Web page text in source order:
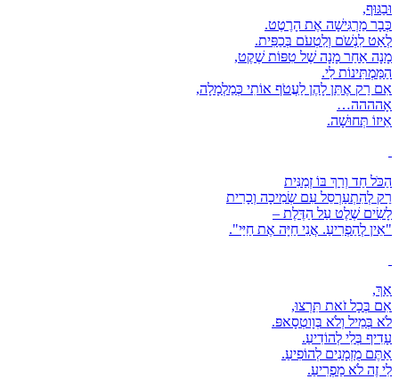
וּבַגּוּף,
כְּבָר מַרְגִּישָׁה אֶת הָרֶטֶט.
לְאַט לִנְשֹׁם וְלִטְעֹם בְּכַפִּית.
מָנָה אַחַר מָנָה שֶׁל טִפּוֹת שֶׁקֶט,
הַמַּמְתִּינוֹת לִי.
אִם רַק אֶתֵּן לָהֶן לַעֲטֹף אוֹתִי כְּמַלְמָלָה,
אָהההה…
אֵיזוֹ תְּחוּשָׁה.
הַכֹּל חַד וְרַךְ בּוֹ זְמַנִּית
רַק לְהִתְעַרְסֵל עִם שְׂמִיכָה וְכָרִית
לָשִׂים שֶׁלֶט עַל הַדֶּלֶת –
"אֵין לְהַפְרִיעַ. אֲנִי חַיָּה אֶת חַיַּי".
אַךְ,
אִם בְּכָל זֹאת תִּרְצוּ,
לֹא בְּמֵיל וְלֹא בְּוָוטְסָאפּ.
עָדִיף בְּלִי לְהוֹדִיעַ.
אַתֶּם מֻזְמָנִים לְהוֹפִיעַ.
לִי זֶה לֹא מַפְרִיעַ.